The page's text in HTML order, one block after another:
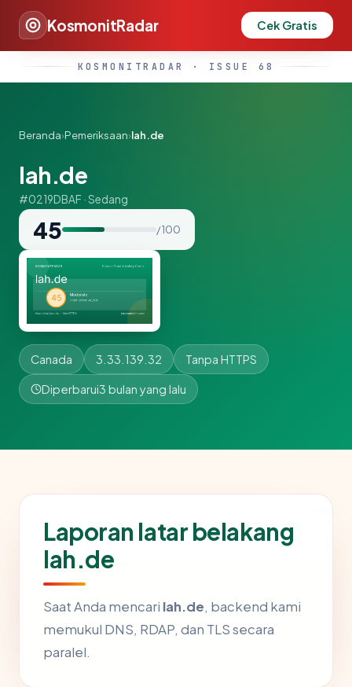
KosmonitRadar Cek Gratis
KOSMONITRADAR · ISSUE 68
Beranda›Pemeriksaan›lah.de
lah.de
#0219DBAF · Sedang
45 / 100
Canada 3.33.139.32 Tanpa HTTPS
Diperbarui3 bulan yang lalu
Laporan latar belakang
lah.de
Saat Anda mencari lah.de, backend kami
memukul DNS, RDAP, dan TLS secara
paralel.